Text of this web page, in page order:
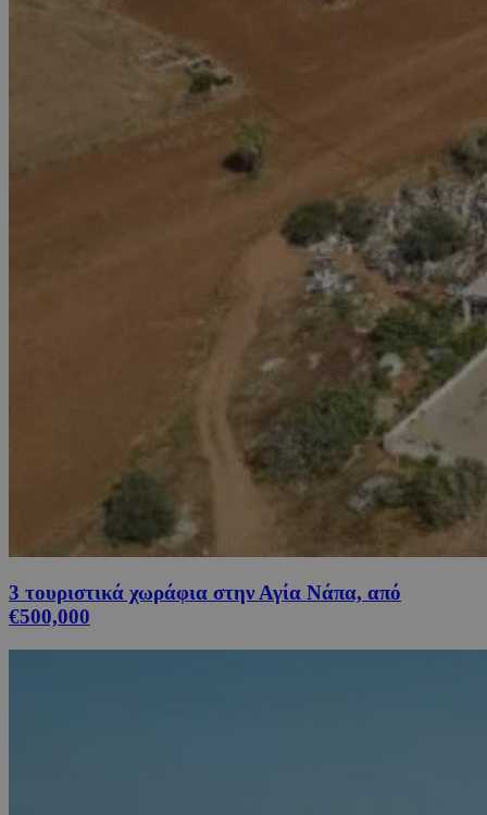
3 τουριστικά χωράφια στην Αγία Νάπα, από
€500,000